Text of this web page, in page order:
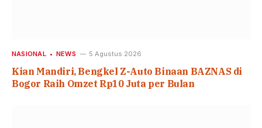
NASIONAL NEWS 5 Agustus 2026
Kian Mandiri, Bengkel Z-Auto Binaan BAZNAS di
Bogor Raih Omzet Rp10 Juta per Bulan